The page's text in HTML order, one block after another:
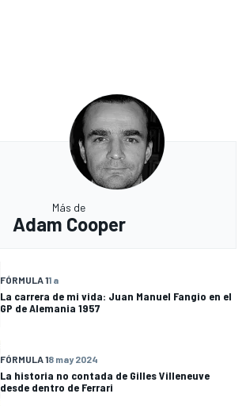
Más de
Adam Cooper
FÓRMULA 11 a
La carrera de mi vida: Juan Manuel Fangio en el
GP de Alemania 1957
FÓRMULA 18 may 2024
La historia no contada de Gilles Villeneuve
desde dentro de Ferrari